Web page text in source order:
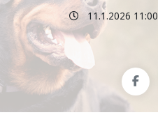
11.1.2026 11:00